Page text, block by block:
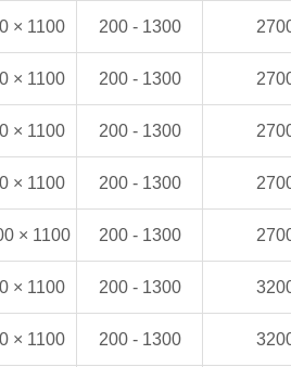
× 1100 200 - 1300
× 1100 200 - 1300
× 1100 200 - 1300
× 1100 200 - 1300
× 1100 200 - 1300
× 1100 200 - 1300
× 1100 200 - 1300